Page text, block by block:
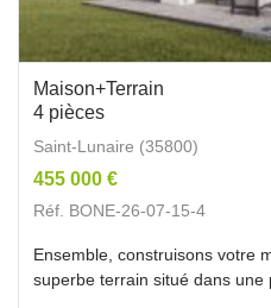
Maison+Terrain
4 pièces
Saint-Lunaire (35800)
455 000 €
Réf. BONE-26-07-15-4
Ensemble, construisons votre
superbe terrain situé dans une